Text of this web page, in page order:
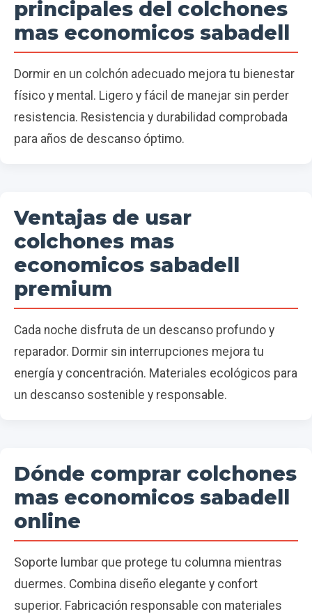
principales del colchones
mas economicos sabadell
Dormir en un colchón adecuado mejora tu bienestar
físico y mental. Ligero y fácil de manejar sin perder
resistencia. Resistencia y durabilidad comprobada
para años de descanso óptimo.
Ventajas de usar
colchones mas
economicos sabadell
premium
Cada noche disfruta de un descanso profundo y
reparador. Dormir sin interrupciones mejora tu
energía y concentración. Materiales ecológicos para
un descanso sostenible y responsable.
Dónde comprar colchones
mas economicos sabadell
online
Soporte lumbar que protege tu columna mientras
duermes. Combina diseño elegante y confort
superior. Fabricación responsable con materiales